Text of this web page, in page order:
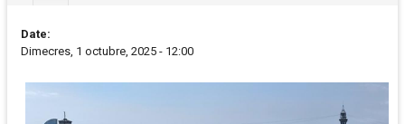
Date:
Dimecres, 1 octubre, 2025 - 12:00